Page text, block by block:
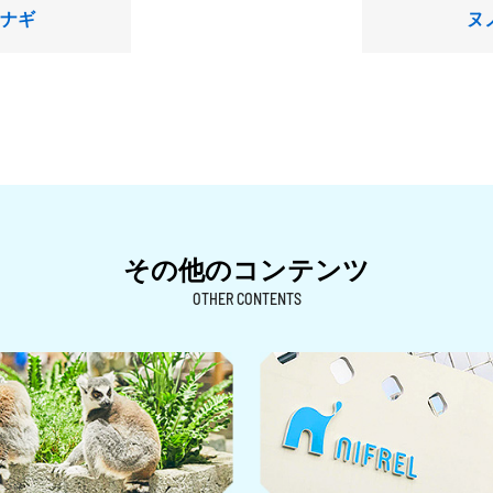
ギ ヌ
その他のコンテンツ
OTHER CONTENTS